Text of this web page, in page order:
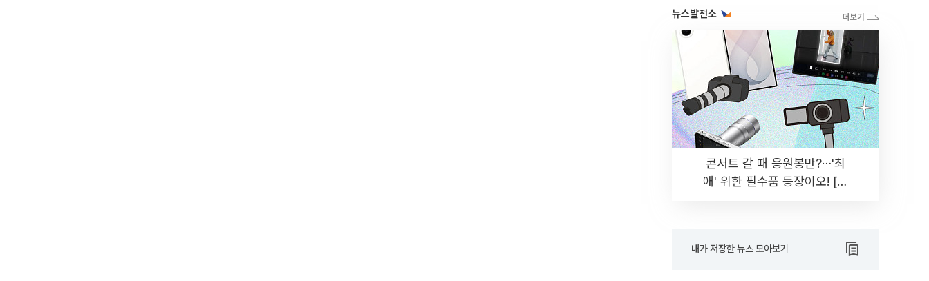
뉴스발전소
콘서트 갈 때 응원봉만?⋯'최
애' 위한 필수품 등장이오! [솔
내가 저장한 뉴스 모아보기